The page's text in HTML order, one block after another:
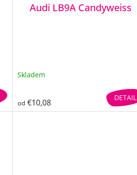
Audi LB9A Candyweiss
Skladem
od €10,08 DETAIL